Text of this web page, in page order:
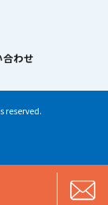
合わせ
reserved.